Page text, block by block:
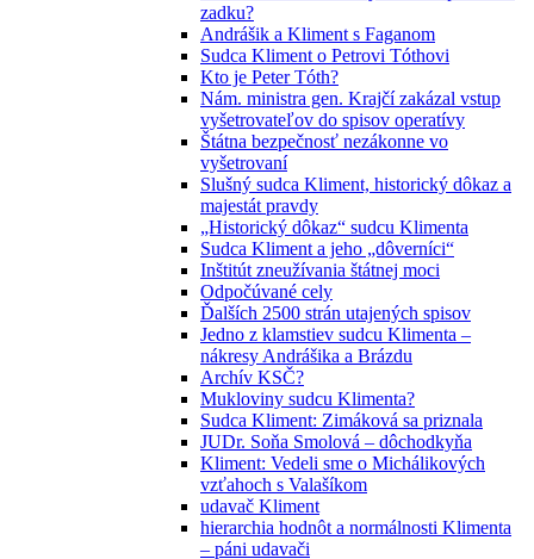
zadku?
Andrášik a Kliment s Faganom
Sudca Kliment o Petrovi Tóthovi
Kto je Peter Tóth?
Nám. ministra gen. Krajčí zakázal vstup
vyšetrovateľov do spisov operatívy
Štátna bezpečnosť nezákonne vo
vyšetrovaní
Slušný sudca Kliment, historický dôkaz a
majestát pravdy
„Historický dôkaz“ sudcu Klimenta
Sudca Kliment a jeho „dôverníci“
Inštitút zneužívania štátnej moci
Odpočúvané cely
Ďalších 2500 strán utajených spisov
Jedno z klamstiev sudcu Klimenta –
nákresy Andrášika a Brázdu
Archív KSČ?
Mukloviny sudcu Klimenta?
Sudca Kliment: Zimáková sa priznala
JUDr. Soňa Smolová – dôchodkyňa
Kliment: Vedeli sme o Michálikových
vzťahoch s Valašíkom
udavač Kliment
hierarchia hodnôt a normálnosti Klimenta
– páni udavači